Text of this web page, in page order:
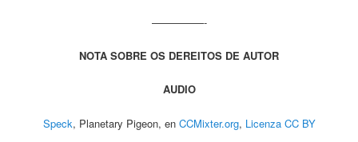
—————-
NOTA SOBRE OS DEREITOS DE AUTOR
AUDIO
Speck, Planetary Pigeon, en CCMixter.org, Licenza CC BY